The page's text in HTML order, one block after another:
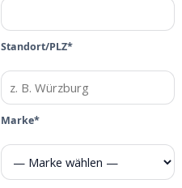
Standort/PLZ*
Marke*